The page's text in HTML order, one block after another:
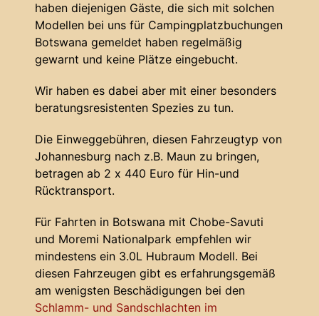
haben diejenigen Gäste, die sich mit solchen
Modellen bei uns für Campingplatzbuchungen
Botswana gemeldet haben regelmäßig
gewarnt und keine Plätze eingebucht.
Wir haben es dabei aber mit einer besonders
beratungsresistenten Spezies zu tun.
Die Einweggebühren, diesen Fahrzeugtyp von
Johannesburg nach z.B. Maun zu bringen,
betragen ab 2 x 440 Euro für Hin-und
Rücktransport.
Für Fahrten in Botswana mit Chobe-Savuti
und Moremi Nationalpark empfehlen wir
mindestens ein 3.0L Hubraum Modell. Bei
diesen Fahrzeugen gibt es erfahrungsgemäß
am wenigsten Beschädigungen bei den
Schlamm- und Sandschlachten im